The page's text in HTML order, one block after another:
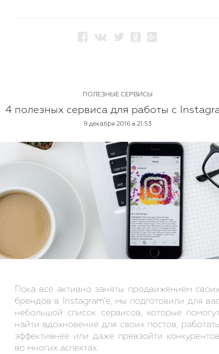
ПОЛЕЗНЫЕ СЕРВИСЫ
4 полезных сервиса для работы с
9 декабря 2016 в 21:53
Пока все активно заняты продвижением
брендов в Instagram'e, мы подготовили для
небольшой список сервисов, которые
найти вдохновение для своих постов,
эффективнее или даже превзойти
во многих аспектах.